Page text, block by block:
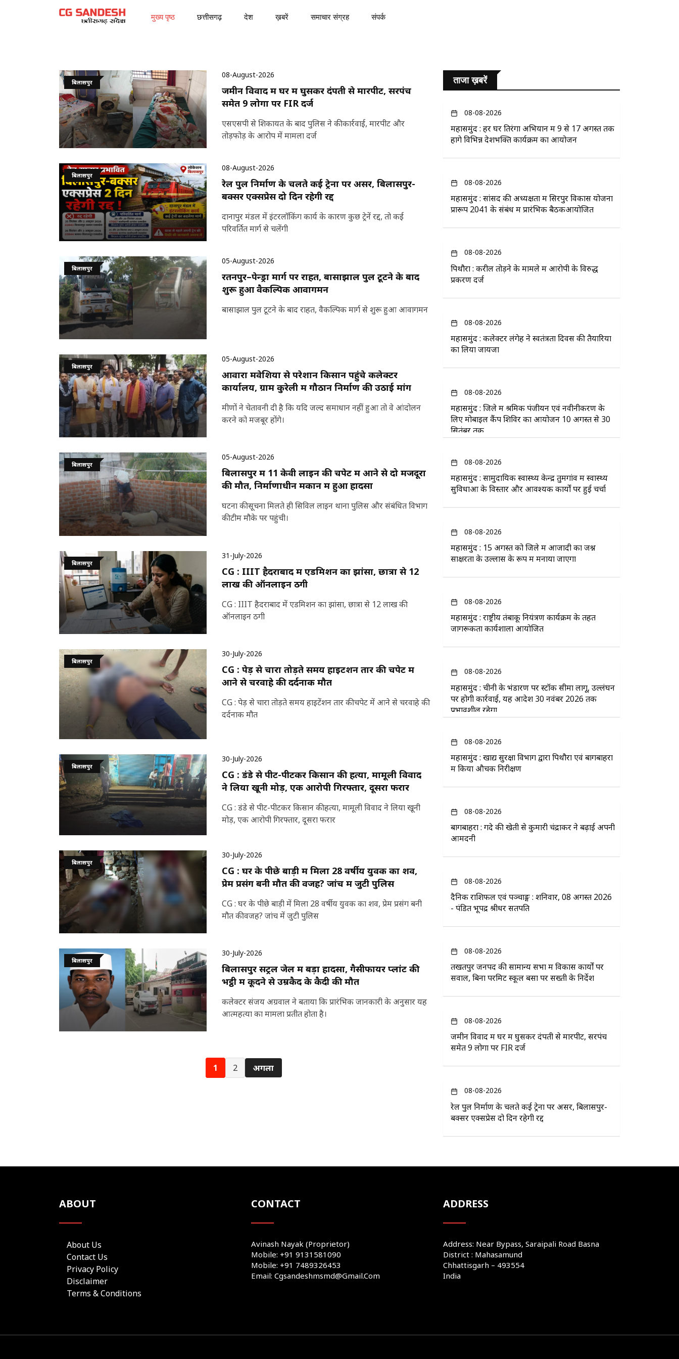
मुख्य पृष्ठ छत्तीसगढ़ देश ख़बरें समाचार संग्रह संपर्क
बिलासपुर
08-August-2026
जमीन विवाद में घर में घुसकर दंपती से मारपीट, सरपंच
समेत 9 लोगों पर FIR दर्ज
एसएसपी से शिकायत के बाद पुलिस ने की कार्रवाई, मारपीट और
तोड़फोड़ के आरोप में मामला दर्ज
बिलासपुर
08-August-2026
रेल पुल निर्माण के चलते कई ट्रेनों पर असर, बिलासपुर-
बक्सर एक्सप्रेस दो दिन रहेगी रद्द
दानापुर मंडल में इंटरलॉकिंग कार्य के कारण कुछ ट्रेनें रद्द, तो कई
परिवर्तित मार्ग से चलेंगी
बिलासपुर
05-August-2026
रतनपुर–पेन्ड्रा मार्ग पर राहत, बासाझाल पुल टूटने के बाद
शुरू हुआ वैकल्पिक आवागमन
बासाझाल पुल टूटने के बाद राहत, वैकल्पिक मार्ग से शुरू हुआ आवागमन
बिलासपुर
05-August-2026
आवारा मवेशियों से परेशान किसान पहुंचे कलेक्टर
कार्यालय, ग्राम कुरेली में गौठान निर्माण की उठाई मांग
मीणों ने चेतावनी दी है कि यदि जल्द समाधान नहीं हुआ तो वे आंदोलन
करने को मजबूर होंगे।
बिलासपुर
05-August-2026
बिलासपुर में 11 केवी लाइन की चपेट में आने से दो मजदूरों
की मौत, निर्माणाधीन मकान में हुआ हादसा
घटना की सूचना मिलते ही सिविल लाइन थाना पुलिस और संबंधित विभाग
की टीम मौके पर पहुंची।
बिलासपुर
31-July-2026
CG : IIIT हैदराबाद में एडमिशन का झांसा, छात्रा से 12
लाख की ऑनलाइन ठगी
CG : IIIT हैदराबाद में एडमिशन का झांसा, छात्रा से 12 लाख की
ऑनलाइन ठगी
बिलासपुर
30-July-2026
CG : पेड़ से चारा तोड़ते समय हाइटेंशन तार की चपेट में
आने से चरवाहे की दर्दनाक मौत
CG : पेड़ से चारा तोड़ते समय हाइटेंशन तार की चपेट में आने से चरवाहे की
दर्दनाक मौत
बिलासपुर
30-July-2026
CG : डंडे से पीट-पीटकर किसान की हत्या, मामूली विवाद
ने लिया खूनी मोड़, एक आरोपी गिरफ्तार, दूसरा फरार
CG : डंडे से पीट-पीटकर किसान की हत्या, मामूली विवाद ने लिया खूनी
मोड़, एक आरोपी गिरफ्तार, दूसरा फरार
बिलासपुर
30-July-2026
CG : घर के पीछे बाड़ी में मिला 28 वर्षीय युवक का शव,
प्रेम प्रसंग बनी मौत की वजह? जांच में जुटी पुलिस
CG : घर के पीछे बाड़ी में मिला 28 वर्षीय युवक का शव, प्रेम प्रसंग बनी
मौत की वजह? जांच में जुटी पुलिस
बिलासपुर
30-July-2026
बिलासपुर सेंट्रल जेल में बड़ा हादसा, गैसीफायर प्लांट की
भट्ठी में कूदने से उम्रकैद के कैदी की मौत
कलेक्टर संजय अग्रवाल ने बताया कि प्रारंभिक जानकारी के अनुसार यह
आत्महत्या का मामला प्रतीत होता है।
1 2 अगला
ताजा ख़बरें
08-08-2026
महासमुंद : हर घर तिरंगा अभियान में 9 से 17 अगस्त तक
होंगे विभिन्न देशभक्ति कार्यक्रम का आयोजन
08-08-2026
महासमुंद : सांसद की अध्यक्षता में सिरपुर विकास योजना
प्रारूप 2041 के संबंध में प्रारंभिक बैठकआयोजित
08-08-2026
पिथौरा : करील तोड़ने के मामले में आरोपी के विरुद्ध
प्रकरण दर्ज
08-08-2026
महासमुंद : कलेक्टर लंगेह ने स्वतंत्रता दिवस की तैयारियों
का लिया जायजा
08-08-2026
महासमुंद : जिले में श्रमिक पंजीयन एवं नवीनीकरण के
लिए मोबाइल कैंप शिविर का आयोजन 10 अगस्त से 30
सितंबर तक
08-08-2026
महासमुंद : सामुदायिक स्वास्थ्य केन्द्र तुमगांव में स्वास्थ्य
सुविधाओं के विस्तार और आवश्यक कार्यों पर हुई चर्चा
08-08-2026
महासमुंद : 15 अगस्त को जिले में आजादी का जश्न
साक्षरता के उल्लास के रूप में मनाया जाएगा
08-08-2026
महासमुंद : राष्ट्रीय तंबाकू नियंत्रण कार्यक्रम के तहत
जागरूकता कार्यशाला आयोजित
08-08-2026
महासमुंद : चीनी के भंडारण पर स्टॉक सीमा लागू, उल्लंघन
पर होगी कार्रवाई, यह आदेश 30 नवंबर 2026 तक
प्रभावशील रहेगा
08-08-2026
महासमुंद : खाद्य सुरक्षा विभाग द्वारा पिथौरा एवं बागबाहरा
में किया औचक निरीक्षण
08-08-2026
बागबाहरा : गेंदे की खेती से कुमारी चंद्राकर ने बढ़ाई अपनी
आमदनी
08-08-2026
दैनिक राशिफल एवं पञ्चाङ्ग : शनिवार, 08 अगस्त 2026
- पंडित भूपेंद्र श्रीधर सतपति
08-08-2026
तखतपुर जनपद की सामान्य सभा में विकास कार्यों पर
सवाल, बिना परमिट स्कूल बसों पर सख्ती के निर्देश
08-08-2026
जमीन विवाद में घर में घुसकर दंपती से मारपीट, सरपंच
समेत 9 लोगों पर FIR दर्ज
08-08-2026
रेल पुल निर्माण के चलते कई ट्रेनों पर असर, बिलासपुर-
बक्सर एक्सप्रेस दो दिन रहेगी रद्द
ABOUT
About Us
Contact Us
Privacy Policy
Disclaimer
Terms & Conditions
CONTACT
Avinash Nayak (Proprietor)
Mobile: +91 9131581090
Mobile: +91 7489326453
Email: Cgsandeshmsmd@gmail.com
ADDRESS
Address: Near Bypass, Saraipali Road Basna
District : Mahasamund
Chhattisgarh – 493554
India